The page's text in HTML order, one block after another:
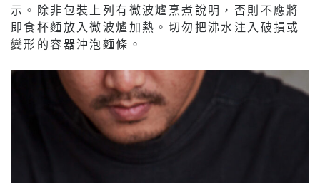
示。除非包裝上列有微波爐烹煮說明，否則不應將
即食杯麵放入微波爐加熱。切勿把沸水注入破損或
變形的容器沖泡麵條。